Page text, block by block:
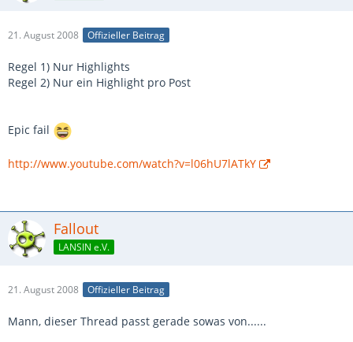
21. August 2008 Offizieller Beitrag
Regel 1) Nur Highlights
Regel 2) Nur ein Highlight pro Post
Epic fail
http://www.youtube.com/watch?v=l06hU7lATkY
Fallout
LANSIN e.V.
21. August 2008 Offizieller Beitrag
Mann, dieser Thread passt gerade sowas von......